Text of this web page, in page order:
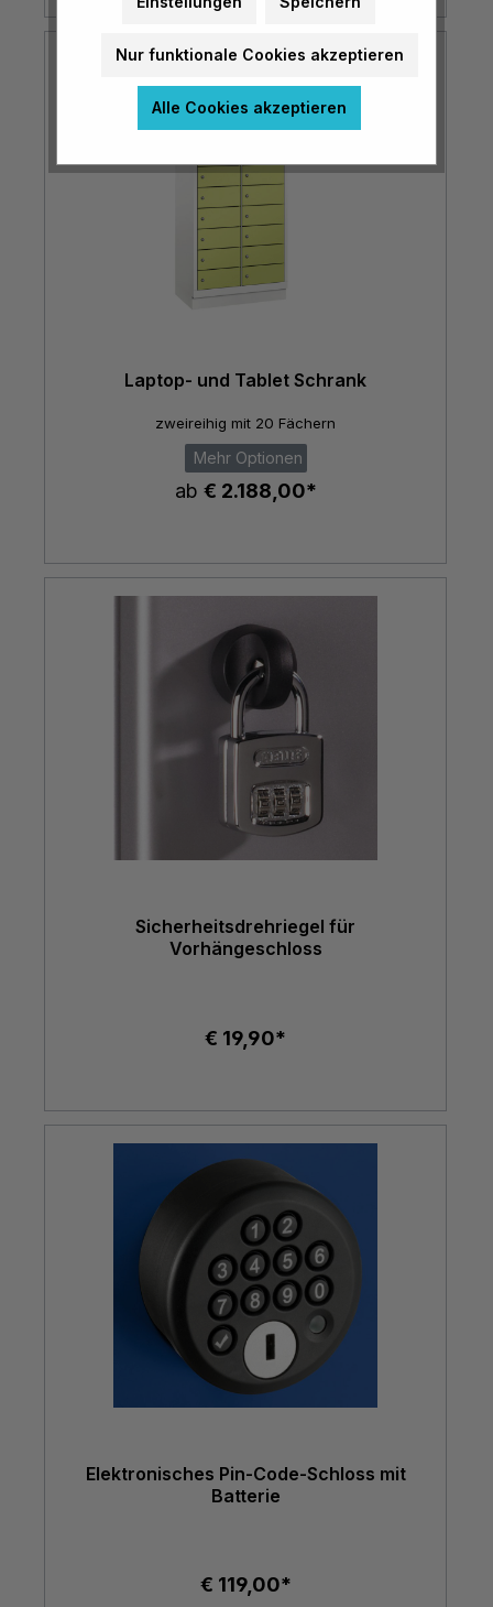
Laptop- und Tablet Schrank
zweireihig mit 20 Fächern
Mehr Optionen
ab € 2.188,00*
Sicherheitsdrehriegel für
Vorhängeschloss
€ 19,90*
Elektronisches Pin-Code-Schloss mit
Batterie
€ 119,00*
Nur funktionale Cookies akzeptieren
Alle Cookies akzeptieren